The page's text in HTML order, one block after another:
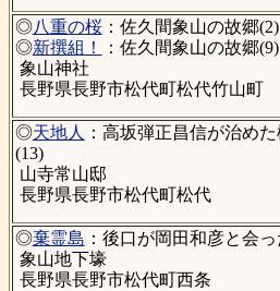
◎八重の桜：佐久間象山の故郷(2)
◎新撰組！
：佐久間象山の故郷(9)
象山神社
長野県長野市松代町松代竹山町
◎天地人
：高坂弾正昌信が治め
(13)
山寺常山邸
長野県長野市松代町松代
◎棄霊島 ：後口が岡田和彦と会
象山地下壕
長野県長野市松代町西条